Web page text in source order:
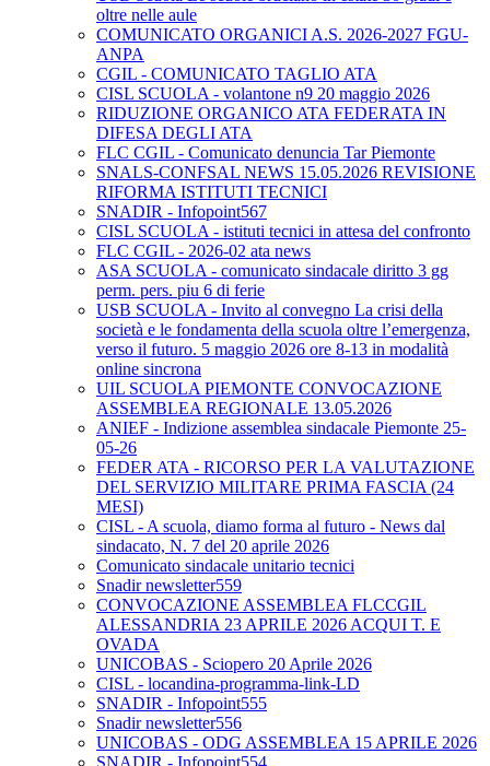
oltre nelle aule
COMUNICATO ORGANICI A.S. 2026-2027 FGU-
ANPA
CGIL - COMUNICATO TAGLIO ATA
CISL SCUOLA - volantone n9 20 maggio 2026
RIDUZIONE ORGANICO ATA FEDERATA IN
DIFESA DEGLI ATA
FLC CGIL - Comunicato denuncia Tar Piemonte
SNALS-CONFSAL NEWS 15.05.2026 REVISIONE
RIFORMA ISTITUTI TECNICI
SNADIR - Infopoint567
CISL SCUOLA - istituti tecnici in attesa del confronto
FLC CGIL - 2026-02 ata news
ASA SCUOLA - comunicato sindacale diritto 3 gg
perm. pers. piu 6 di ferie
USB SCUOLA - Invito al convegno La crisi della
società e le fondamenta della scuola oltre l’emergenza,
verso il futuro. 5 maggio 2026 ore 8-13 in modalità
online sincrona
UIL SCUOLA PIEMONTE CONVOCAZIONE
ASSEMBLEA REGIONALE 13.05.2026
ANIEF - Indizione assemblea sindacale Piemonte 25-
05-26
FEDER ATA - RICORSO PER LA VALUTAZIONE
DEL SERVIZIO MILITARE PRIMA FASCIA (24
MESI)
CISL - A scuola, diamo forma al futuro - News dal
sindacato, N. 7 del 20 aprile 2026
Comunicato sindacale unitario tecnici
Snadir newsletter559
CONVOCAZIONE ASSEMBLEA FLCCGIL
ALESSANDRIA 23 APRILE 2026 ACQUI T. E
OVADA
UNICOBAS - Sciopero 20 Aprile 2026
CISL - locandina-programma-link-LD
SNADIR - Infopoint555
Snadir newsletter556
UNICOBAS - ODG ASSEMBLEA 15 APRILE 2026